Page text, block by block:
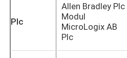
Plc
Allen Bradley Plc
Modul
MicroLogix AB
Plc